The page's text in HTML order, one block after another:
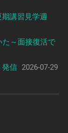
講習見学週
～面接復活で
発信 2026-07-29